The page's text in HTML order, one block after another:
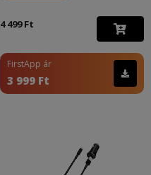
4 499 Ft
FirstApp ár
3 999 Ft